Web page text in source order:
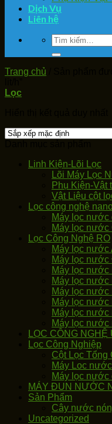
Dịch Vụ
Liên hệ
Tìm
kiếm:
Trang chủ
Lọc
Linh Kiện-Lõi Lọc
Lõi Máy Lọc
Phụ Kiện-Vật
Vật Liệu cột
Lọc công nghệ
Máy lọc nước
Máy lọc nước
Lọc Công Nghệ RO
Máy lọc nước
Máy lọc
Máy lọc nước
Máy lọc nước
Máy lọc nước
Máy lọc nước
Máy lọc nước
Máy lọc nước
LỌC CÔNG NGHỆ
Lọc Công Nghiệp
Cột Lọc Tổng
Máy Loc
Máy lọc nước
MÁY ĐUN NƯỚC
Sản Phẩm
Cây nước
Uncategorized